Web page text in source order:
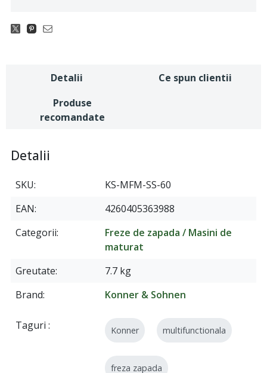
Detalii
Ce spun clientii
Produse
recomandate
Detalii
SKU
KS-MFM-SS-60
EAN
4260405363988
Categorii
Freze de zapada / Masini de
maturat
Greutate
7.7 kg
Brand
Konner & Sohnen
Taguri Konner multifunctionala
freza zapada